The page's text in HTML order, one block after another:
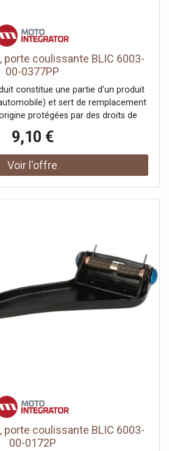
porte coulissante BLIC 6003-
00-0377PP
constitue une partie d’un produit
et sert de remplacement
protégées par des droits de
ou des modèles déposés. Le client
à ce que ni lui-même ni ses autres
contractuels n’utilisent les pièces
fins que exclusivement pour la
9,10 €
porte coulissante BLIC 6003-
00-0172P